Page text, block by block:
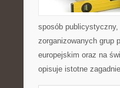
sposób
zorganizowanych grup
europejskim oraz na
opisuje istotne